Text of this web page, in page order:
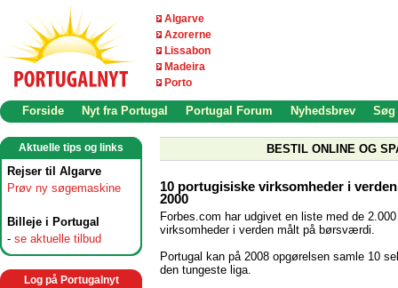
Algarve
Azorerne
Lissabon
Madeira
Porto
Forside Nyt fra Portugal Portugal Forum Nyhedsbrev Søg
Aktuelle tips og links
Rejser til Algarve
Prøv ny søgemaskine
Billeje i Portugal
- se aktuelle tilbud
Log på Portugalnyt
BESTIL ONLINE OG
10 portugisiske virksomheder i
2000
Forbes.com har udgivet en liste med de
virksomheder i verden målt på børsværdi.
Portugal kan på 2008 opgørelsen samle 10
den tungeste liga.